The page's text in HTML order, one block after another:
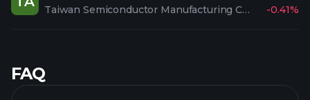
Taiwan Semiconductor Manufacturing Company Limited -0.41%
FAQ